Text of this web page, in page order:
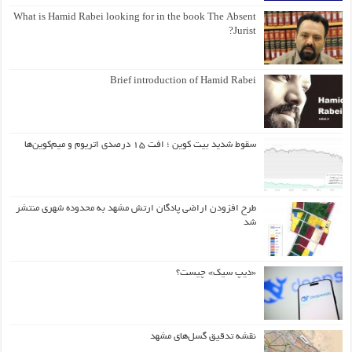
What is Hamid Rabei looking for in the book The Absent
Jurist?
Brief introduction of Hamid Rabei
سقوط شدید بیت کوین ؛ افت ۱۵ درصدی اتریوم و میم‌کوین‌ها
طرح افزودن اراضی پادگان ارتش مشهد به محدوده شهری منتشر
شد
«دیپ سیک» چیست؟
نقشه تدقیق گسل‌های مشهد